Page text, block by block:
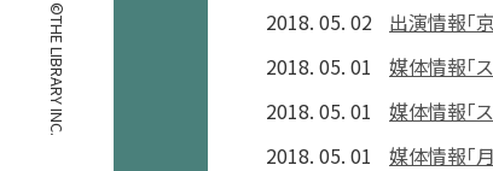
2018. 05. 02
出演情報「
2018. 05. 01
媒体情報「
2018. 05. 01
媒体情報「
2018. 05. 01
媒体情報「
©THE LIBRARY INC.